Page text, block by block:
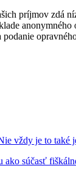
príjmov zdá
vždy je to také
ako súčasť